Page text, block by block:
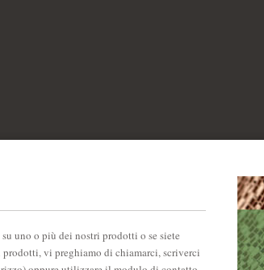
uno o più dei nostri prodotti o se siete
vi preghiamo di chiamarci, scriverci